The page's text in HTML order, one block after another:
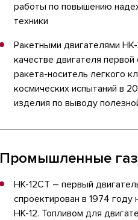
работы по повышению
техники
Ракетными двигателями
качестве двигателя
ракета-носитель легкого
космических испытаний в
изделия по выводу
Промышленные
НК-12СТ – первый
спроектирован в 1974
НК-12. Топливом для